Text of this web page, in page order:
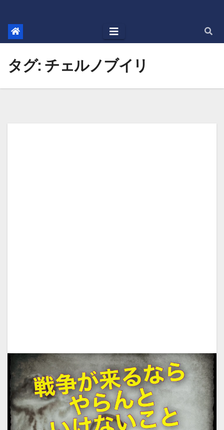
content
タグ: チェルノブイリ